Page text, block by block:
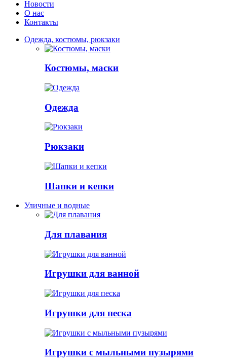
Новости
О нас
Контакты
Одежда, костюмы, рюкзаки
Костюмы, маски
Одежда
Рюкзаки
Шапки и кепки
Уличные и водные
Для плавания
Игрушки для ванной
Игрушки для песка
Игрушки с мыльными пузырями